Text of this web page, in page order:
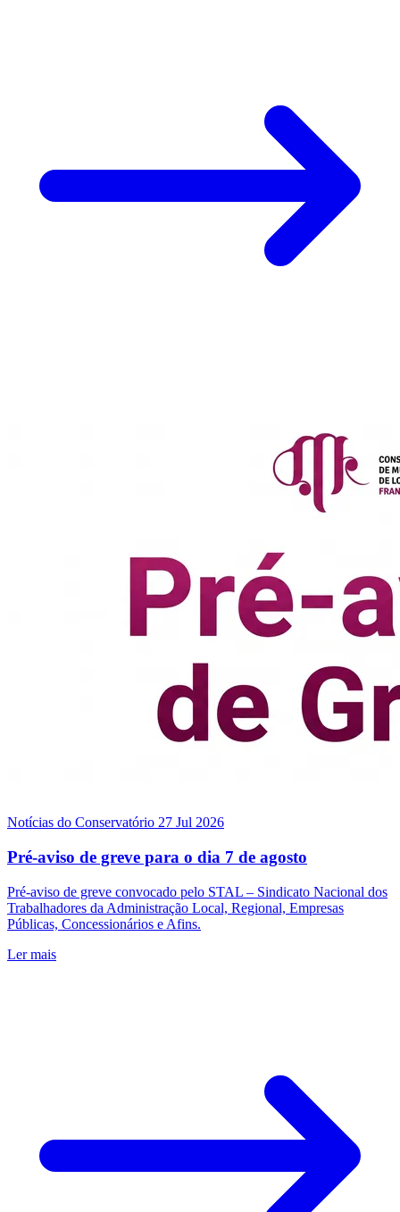
Notícias do Conservatório 27 Jul 2026
Pré-aviso de greve para o dia 7 de agosto
Pré-aviso de greve convocado pelo STAL – Sindicato Nacional dos
Trabalhadores da Administração Local, Regional, Empresas
Públicas, Concessionários e Afins.
Ler mais